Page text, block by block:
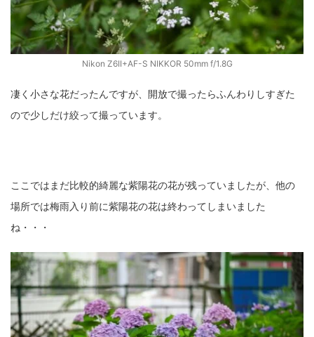
Nikon Z6II+AF-S NIKKOR 50mm f/1.8G
凄く小さな花だったんですが、開放で撮ったらふんわりしすぎた
ので少しだけ絞って撮っています。
ここではまだ比較的綺麗な紫陽花の花が残っていましたが、他の
場所では梅雨入り前に紫陽花の花は終わってしまいました
ね・・・